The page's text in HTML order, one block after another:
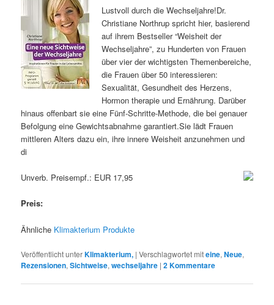
Lustvoll durch die Wechseljahre!Dr.
Christiane Northrup spricht hier, basierend
auf ihrem Bestseller “Weisheit der
Wechseljahre”, zu Hunderten von Frauen
über vier der wichtigsten Themenbereiche,
die Frauen über 50 interessieren:
Sexualität, Gesundheit des Herzens,
Hormon therapie und Ernährung. Darüber
hinaus offenbart sie eine Fünf-Schritte-Methode, die bei genauer
Befolgung eine Gewichtsabnahme garantiert.Sie lädt Frauen
mittleren Alters dazu ein, ihre innere Weisheit anzunehmen und
di
Unverb. Preisempf.: EUR 17,95
Preis:
Ähnliche Klimakterium Produkte
Veröffentlicht unterKlimakterium, |Verschlagwortet miteine,Neue,
Rezensionen,Sichtweise,wechseljahre |2Kommentare